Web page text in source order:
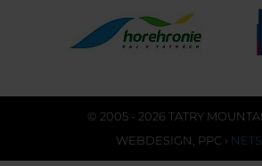
© 2005 - 2026 TATRY
WEBDESIGN PPC ›